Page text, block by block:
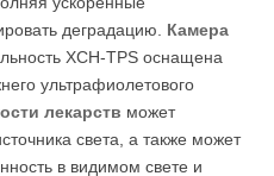
деградацию. Камера
XCH-TPS оснащена
ультрафиолетового
лекарств может
света, а также может
в видимом свете и